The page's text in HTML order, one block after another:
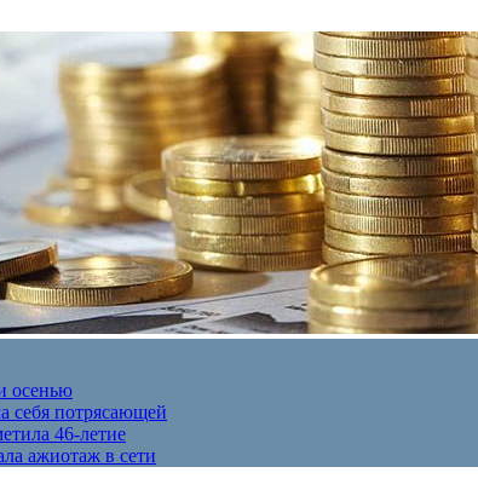
осенью
себя потрясающей
46-летие
ажиотаж в сети